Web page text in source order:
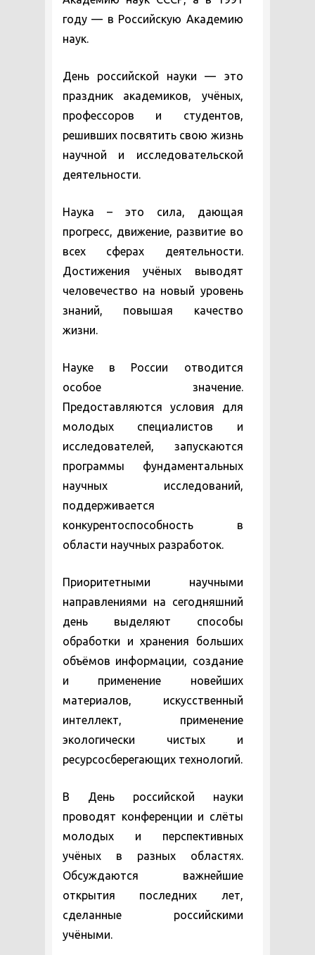
году — в Российскую Академию
наук.
День российской науки — это
праздник академиков, учёных,
профессоров и студентов,
решивших посвятить свою жизнь
научной и исследовательской
деятельности.
Наука – это сила, дающая
прогресс, движение, развитие во
всех сферах деятельности.
Достижения учёных выводят
человечество на новый уровень
знаний, повышая качество
жизни.
Науке в России отводится
особое значение.
Предоставляются условия для
молодых специалистов и
исследователей, запускаются
программы фундаментальных
научных исследований,
поддерживается
конкурентоспособность в
области научных разработок.
Приоритетными научными
направлениями на сегодняшний
день выделяют способы
обработки и хранения больших
объёмов информации, создание
и применение новейших
материалов, искусственный
интеллект, применение
экологически чистых и
ресурсосберегающих технологий.
В День российской науки
проводят конференции и слёты
молодых и перспективных
учёных в разных областях.
Обсуждаются важнейшие
открытия последних лет,
сделанные российскими
учёными.